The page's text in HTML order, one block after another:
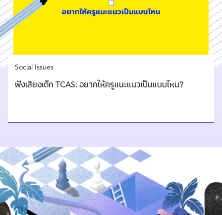
Social Issues
ฟังเสียงเด็ก TCAS: อยากให้ครูแนะแนวเป็นแบบไหน?